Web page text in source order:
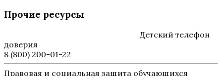
Прочие ресурсы
Детский телефон
доверия
8 (800) 200-01-22
Правовая и социальная защита обучающихся